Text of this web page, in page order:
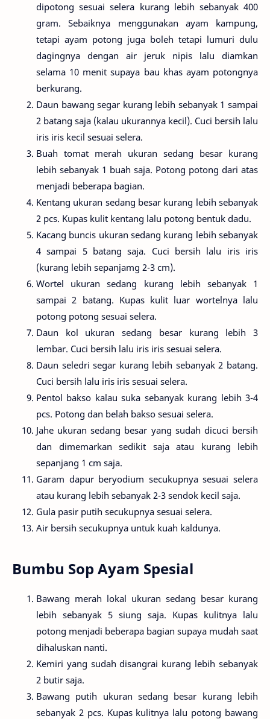
dipotong sesuai selera kurang lebih sebanyak 400
gram. Sebaiknya menggunakan ayam kampung,
tetapi ayam potong juga boleh tetapi lumuri dulu
dagingnya dengan air jeruk nipis lalu diamkan
selama 10 menit supaya bau khas ayam potongnya
berkurang.
Daun bawang segar kurang lebih sebanyak 1 sampai
2 batang saja (kalau ukurannya kecil). Cuci bersih lalu
iris iris kecil sesuai selera.
Buah tomat merah ukuran sedang besar kurang
lebih sebanyak 1 buah saja. Potong potong dari atas
menjadi beberapa bagian.
Kentang ukuran sedang besar kurang lebih sebanyak
2 pcs. Kupas kulit kentang lalu potong bentuk dadu.
Kacang buncis ukuran sedang kurang lebih sebanyak
4 sampai 5 batang saja. Cuci bersih lalu iris iris
(kurang lebih sepanjamg 2-3 cm).
Wortel ukuran sedang kurang lebih sebanyak 1
sampai 2 batang. Kupas kulit luar wortelnya lalu
potong potong sesuai selera.
Daun kol ukuran sedang besar kurang lebih 3
lembar. Cuci bersih lalu iris iris sesuai selera.
Daun seledri segar kurang lebih sebanyak 2 batang.
Cuci bersih lalu iris iris sesuai selera.
Pentol bakso kalau suka sebanyak kurang lebih 3-4
pcs. Potong dan belah bakso sesuai selera.
Jahe ukuran sedang besar yang sudah dicuci bersih
dan dimemarkan sedikit saja atau kurang lebih
sepanjang 1 cm saja.
Garam dapur beryodium secukupnya sesuai selera
atau kurang lebih sebanyak 2-3 sendok kecil saja.
Gula pasir putih secukupnya sesuai selera.
Air bersih secukupnya untuk kuah kaldunya.
Bumbu Sop Ayam Spesial
Bawang merah lokal ukuran sedang besar kurang
lebih sebanyak 5 siung saja. Kupas kulitnya lalu
potong menjadi beberapa bagian supaya mudah saat
dihaluskan nanti.
Kemiri yang sudah disangrai kurang lebih sebanyak
2 butir saja.
Bawang putih ukuran sedang besar kurang lebih
sebanyak 2 pcs. Kupas kulitnya lalu potong bawang